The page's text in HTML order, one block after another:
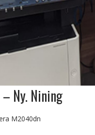
Ny. Nining
M2040dn